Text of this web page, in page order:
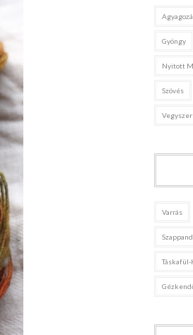
Gyöngy
Nyitott
Szövés
Varrás
Táskafül-